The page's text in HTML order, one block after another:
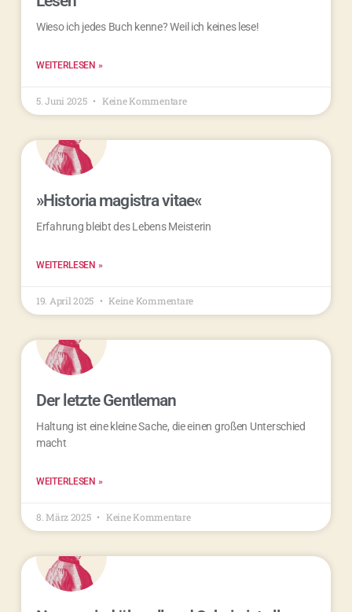
Wieso ich jedes Buch kenne? Weil ich keines lese!
WEITERLESEN »
5. Juni 2025 Keine Kommentare
»Historia magistra vitae«
Erfahrung bleibt des Lebens Meisterin
WEITERLESEN »
19. April 2025 Keine Kommentare
Der letzte Gentleman
Haltung ist eine kleine Sache, die einen großen Unterschied
macht
WEITERLESEN »
8. März 2025 Keine Kommentare